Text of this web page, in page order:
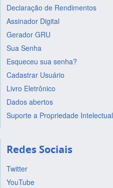
Declaração de Rendimentos
Assinador Digital
Gerador GRU
Sua Senha
Esqueceu sua senha?
Cadastrar Usuário
Livro Eletrônico
Dados abertos
Suporte a Propriedade Intelectual
Redes Sociais
Twitter
YouTube